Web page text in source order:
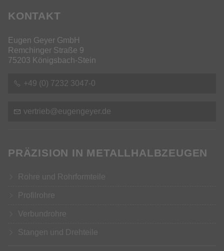
KONTAKT
Eugen Geyer GmbH
Remchinger Straße 9
75203 Königsbach-Stein
+49 (0) 7232 3047-0
v rtr b g ng y r d
PRÄZISION IN METALLHALBZEUGEN
Rohre und Rohrformteile
Profilrohre
Verbundrohre
Stangen und Drehteile